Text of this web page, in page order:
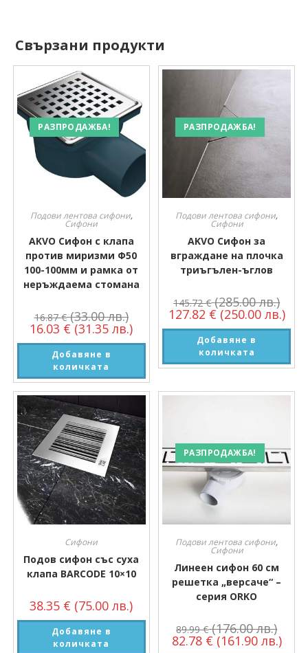
Свързани продукти
РАЗПРОДАЖБА!
Подови лентова сифони,
Сифони
AKVO Сифон с клапа
против миризми Ф50
100-100мм и рамка от
неръждаема стомана
16.87€ (33.00 лв.)
16.03 € (31.35 лв.)
Добавяне в
количката
РАЗПРОДАЖБА!
Подови лентова сифони,
Сифони
AKVO Сифон за
вграждане на плочка
триъгълен-ъглов
145.72€ (285.00 лв.)
127.82 € (250.00 лв.)
Добавяне в
количката
Сифони
Подов сифон със суха
клапа BARCODE 10×10
38.35 € (75.00 лв.)
Добавяне в
количката
РАЗПРОДАЖБА!
Подови лентова сифони,
Сифони
Линеен сифон 60 см
решетка „версаче“ –
серия ORKO
89.99€ (176.00 лв.)
82.78 € (161.90 лв.)